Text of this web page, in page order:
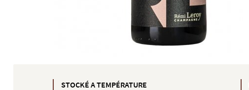
STOCKÉ A TEMPÉRATURE